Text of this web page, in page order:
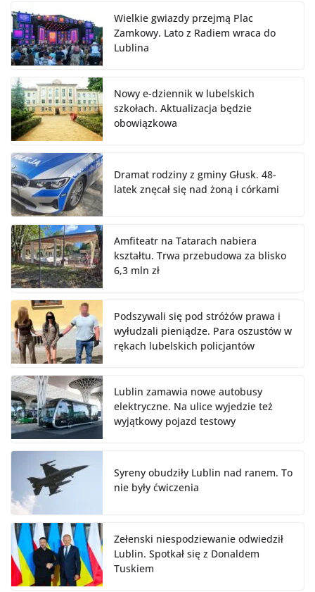
Wielkie gwiazdy przejmą Plac
Zamkowy. Lato z Radiem wraca do
Lublina
Nowy e-dziennik w lubelskich
szkołach. Aktualizacja będzie
obowiązkowa
Dramat rodziny z gminy Głusk. 48-
latek znęcał się nad żoną i córkami
Amfiteatr na Tatarach nabiera
kształtu. Trwa przebudowa za blisko
6,3 mln zł
Podszywali się pod stróżów prawa i
wyłudzali pieniądze. Para oszustów w
rękach lubelskich policjantów
Lublin zamawia nowe autobusy
elektryczne. Na ulice wyjedzie też
wyjątkowy pojazd testowy
Syreny obudziły Lublin nad ranem. To
nie były ćwiczenia
Zełenski niespodziewanie odwiedził
Lublin. Spotkał się z Donaldem
Tuskiem